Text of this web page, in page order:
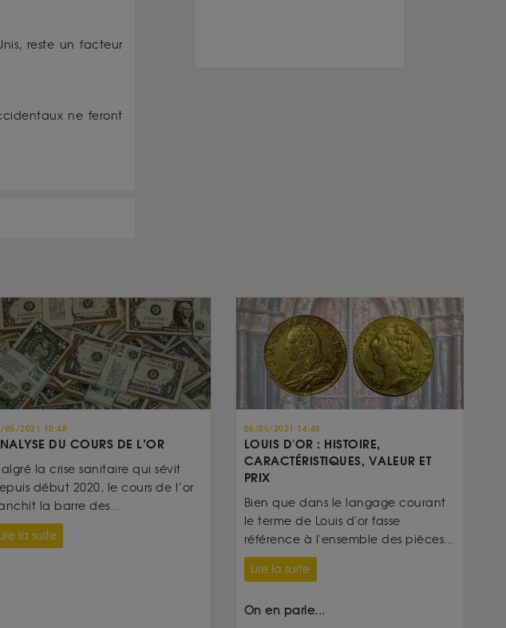
reste un facteur
ne feront
05/2021 10:48
DU COURS DE L’OR
la crise sanitaire qui sévit
début 2020, le cours de l’or
la barre des...
Lire la suite
06/05/2021 14:48
LOUIS D'OR : HISTOIRE,
CARACTÉRISTIQUES, VALEUR ET
PRIX
Bien que dans le langage courant
le terme de Louis d'or fasse
référence à l'ensemble des pièces...
Lire la suite
On en parle...